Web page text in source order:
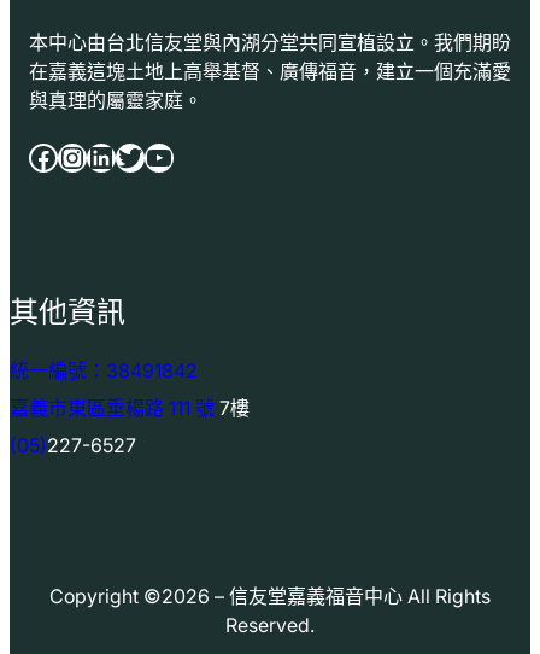
本中心由台北信友堂與內湖分堂共同宣植設立。我們期盼
在嘉義這塊土地上高舉基督、廣傳福音，建立一個充滿愛
與真理的屬靈家庭。
Facebook InstagramLinkedIn Twitter YouTube
其他資訊
統一編號：38491842
嘉義市東區垂楊路 111 號 7樓
(05)227-6527
Copyright ©2026 – 信友堂嘉義福音中心 All Rights
Reserved.